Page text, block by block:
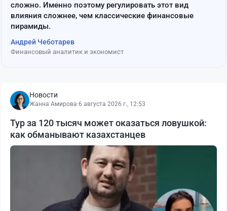
сложно. Именно поэтому регулировать этот вид
влияния сложнее, чем классические финансовые
пирамиды.
Андрей Чеботарев
Финансовый аналитик и экономист
Новости
Жанна Амирова·6 августа 2026 г., 12:53
Тур за 120 тысяч может оказаться ловушкой:
как обманывают казахстанцев